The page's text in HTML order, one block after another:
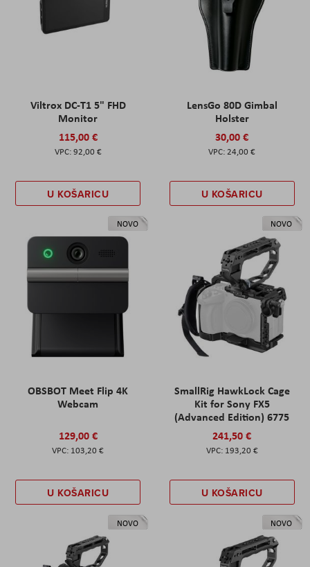
Viltrox DC-T1 5" FHD
Monitor
115,00 €
92,00 €
U KOŠARICU
LensGo 80D Gimbal
Holster
30,00 €
24,00 €
U KOŠARICU
NOVO
OBSBOT Meet Flip 4K
Webcam
129,00 €
103,20 €
U KOŠARICU
NOVO
SmallRig HawkLock Cage
Kit for Sony FX5
(Advanced Edition) 6775
241,50 €
193,20 €
U KOŠARICU
NOVO NOVO